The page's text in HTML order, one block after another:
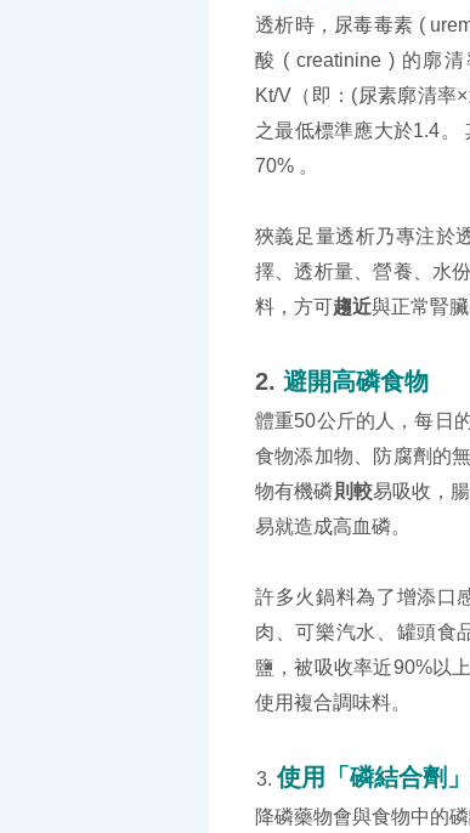
透析時，尿毒毒素 (
酸 ( creatinine ) 的廓
Kt/V（即：(尿素廓清率
之最低標準應大於1.4。
70% 。
狹義足量透析乃專注於
擇、透析量、營養、水
料，方可趨近與正常腎
2. 避開高磷食物
體重50公斤的人，每日
食物添加物、防腐劑的
物有機磷則較易吸收，
易就造成高血磷。
許多火鍋料為了增添口
肉、可樂汽水、罐頭食
鹽，被吸收率近90%以
使用複合調味料。
使用「磷結合劑
降磷藥物會與食物中的